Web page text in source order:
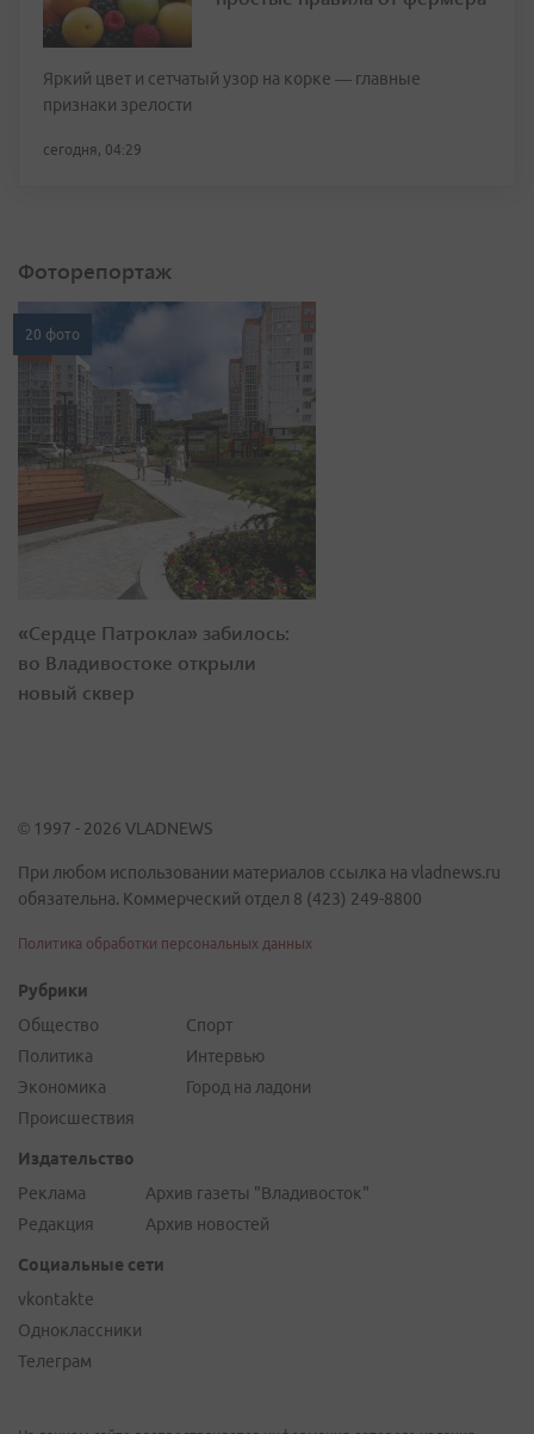
Яркий цвет и сетчатый узор на корке — главные
признаки зрелости
сегодня, 04:29
Фоторепортаж
20 фото
«Сердце Патрокла» забилось:
во Владивостоке открыли
новый сквер
© 1997 - 2026 VLADNEWS
При любом использовании материалов ссылка на vladnews.ru
обязательна. Коммерческий отдел 8 (423) 249-8800
Политика обработки персональных данных
Рубрики
Общество
Политика
Экономика
Происшествия
Спорт
Интервью
Город на ладони
Издательство
Реклама
Редакция
Архив газеты "Владивосток"
Архив новостей
Социальные сети
vkontakte
Одноклассники
Телеграм